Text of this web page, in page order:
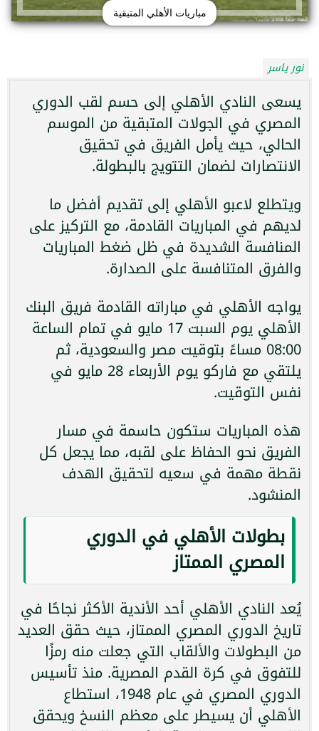
مباريات الأهلي المتبقية
نور ياسر
يسعى النادي الأهلي إلى حسم لقب الدوري
المصري في الجولات المتبقية من الموسم
الحالي، حيث يأمل الفريق في تحقيق
الانتصارات لضمان التتويج بالبطولة.
ويتطلع لاعبو الأهلي إلى تقديم أفضل ما
لديهم في المباريات القادمة، مع التركيز على
المنافسة الشديدة في ظل ضغط المباريات
والفرق المتنافسة على الصدارة.
يواجه الأهلي في مباراته القادمة فريق البنك
الأهلي يوم السبت 17 مايو في تمام الساعة
08:00 مساءً بتوقيت مصر والسعودية، ثم
يلتقي مع فاركو يوم الأربعاء 28 مايو في
نفس التوقيت.
هذه المباريات ستكون حاسمة في مسار
الفريق نحو الحفاظ على لقبه، مما يجعل كل
نقطة مهمة في سعيه لتحقيق الهدف
المنشود.
بطولات الأهلي في الدوري
المصري الممتاز
يُعد النادي الأهلي أحد الأندية الأكثر نجاحًا في
تاريخ الدوري المصري الممتاز، حيث حقق العديد
من البطولات والألقاب التي جعلت منه رمزًا
للتفوق في كرة القدم المصرية. منذ تأسيس
الدوري المصري في عام 1948، استطاع
الأهلي أن يسيطر على معظم النسخ ويحقق